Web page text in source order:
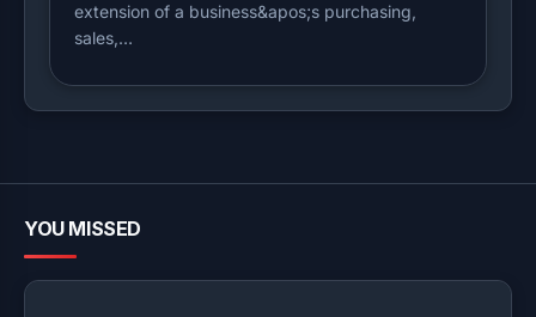
extension of a business&apos;s purchasing,
sales,…
YOU MISSED